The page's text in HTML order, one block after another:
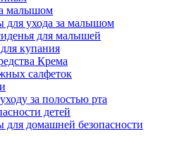
малышом
для ухода за малышом
для малышей
купания
Крема
салфеток
за полостью рта
детей
для домашней безопасности